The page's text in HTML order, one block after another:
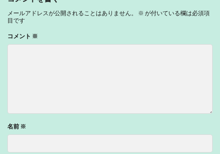
メールアドレスが公開されることはありません。 ※ が付いている欄は必須項
目です
コメント ※
名前 ※